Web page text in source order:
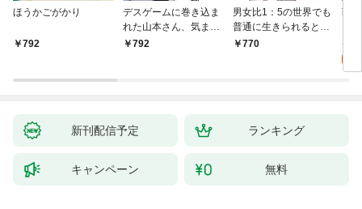
ほうかごがかり
792
デスゲームに巻き込ま
れた山本さん、気まま
にゲームバランスを崩
792
男女比1：5の世界でも
普通に生きられると思
った？ ～激重感情な
770
戦
活
特
新刊配信予定 ランキング
キャンペーン 無料